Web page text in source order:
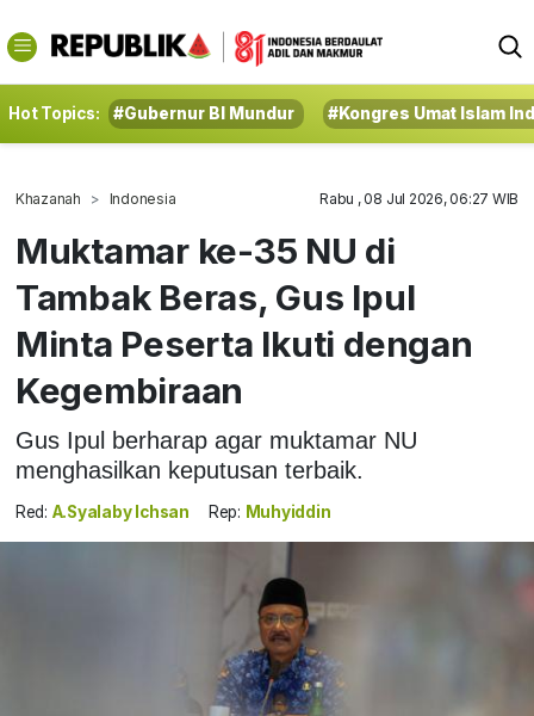
Hot Topics: #Gubernur BI Mundur #Kongres Umat Islam
Khazanah Indonesia Rabu , 08 Jul 2026, 06:27 WIB
Muktamar ke-35 NU di
Tambak Beras, Gus Ipul
Minta Peserta Ikuti dengan
Kegembiraan
Gus Ipul berharap agar muktamar NU
menghasilkan keputusan terbaik.
Red: A.Syalaby Ichsan Rep: Muhyiddin